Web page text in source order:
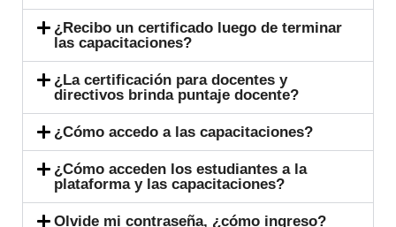
¿Recibo un certificado luego de terminar
las capacitaciones?
¿La certificación para docentes y
directivos brinda puntaje docente?
¿Cómo accedo a las capacitaciones?
¿Cómo acceden los estudiantes a la
plataforma y las capacitaciones?
Olvide mi contraseña, ¿cómo ingreso?